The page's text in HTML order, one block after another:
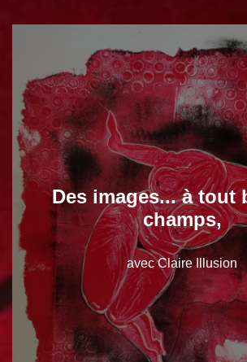
Des images... à tout
champs,
avec Claire Illusion